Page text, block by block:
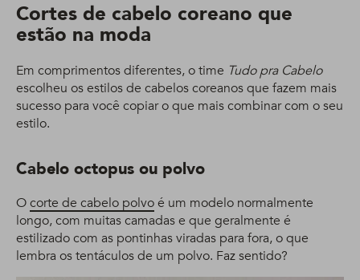
Cortes de cabelo coreano que
estão na moda
Em comprimentos diferentes, o time Tudo pra Cabelo
escolheu os estilos de cabelos coreanos que fazem mais
sucesso para você copiar o que mais combinar com o seu
estilo.
Cabelo octopus ou polvo
Ocorte de cabelo polvoé um modelo normalmente
longo, com muitas camadas e que geralmente é
estilizado com as pontinhas viradas para fora, o que
lembra os tentáculos de um polvo. Faz sentido?